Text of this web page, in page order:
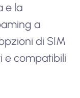
e la
a
di SIM
e compatibili